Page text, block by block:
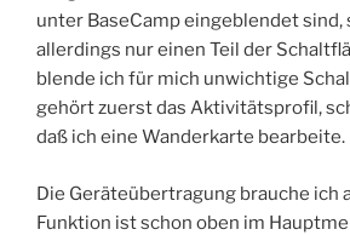
unter BaseCamp eingeblendet sind,
allerdings nur einen Teil der
blende ich für mich unwichtige
gehört zuerst das Aktivitätsprofil,
daß ich eine Wanderkarte bearbeite.
Die Geräteübertragung brauche ich
Funktion ist schon oben im